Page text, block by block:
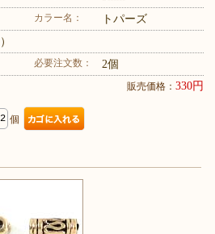
カラー名： トパーズ
必要注文数： 2個
販売価格： 330円
個